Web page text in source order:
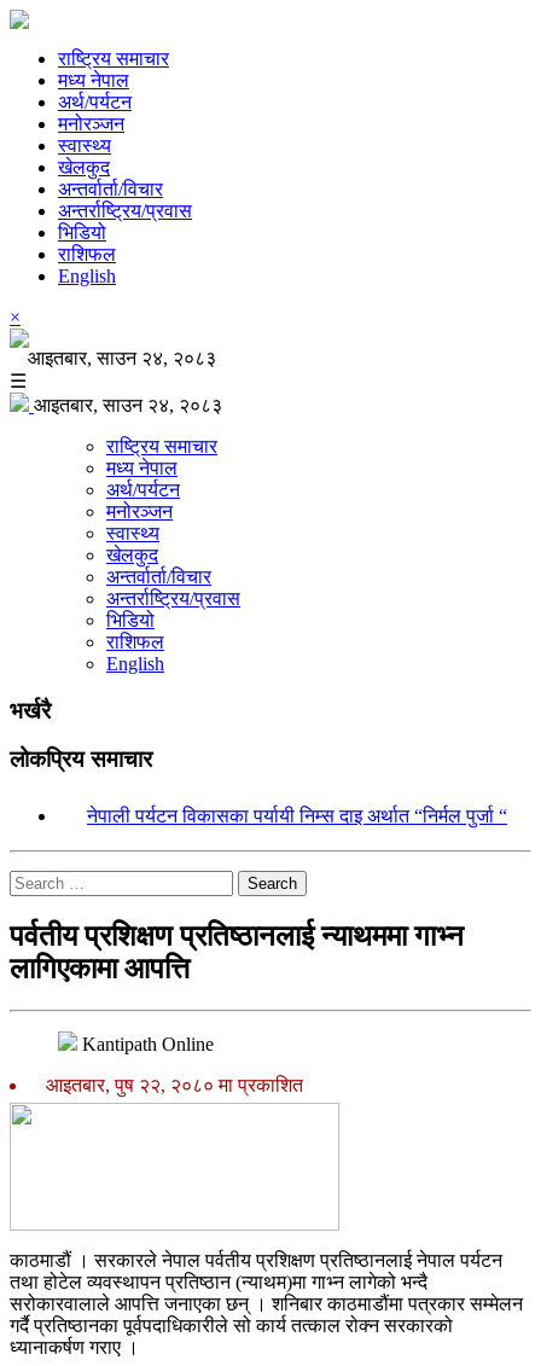
राष्ट्रिय समाचार
मध्य नेपाल
अर्थ/पर्यटन
मनोरञ्जन
स्वास्थ्य
खेलकुद
अन्तर्वार्ता/विचार
अन्तर्राष्ट्रिय/प्रवास
भिडियो
राशिफल
English
×
आइतबार, साउन २४, २०८३
☰
आइतबार, साउन २४, २०८३
राष्ट्रिय समाचार
मध्य नेपाल
अर्थ/पर्यटन
मनोरञ्जन
स्वास्थ्य
खेलकुद
अन्तर्वार्ता/विचार
अन्तर्राष्ट्रिय/प्रवास
भिडियो
राशिफल
English
भर्खरै
लोकप्रिय समाचार
नेपाली पर्यटन विकासका पर्यायी निम्स दाइ अर्थात “निर्मल पुर्जा “
Search
पर्वतीय प्रशिक्षण प्रतिष्ठानलाई न्याथममा गाभ्न
लागिएकामा आपत्ति
Kantipath Online
आइतबार, पुष २२, २०८० मा प्रकाशित
काठमाडौं । सरकारले नेपाल पर्वतीय प्रशिक्षण प्रतिष्ठानलाई नेपाल पर्यटन
तथा होटेल व्यवस्थापन प्रतिष्ठान (न्याथम)मा गाभ्न लागेको भन्दै
सरोकारवालाले आपत्ति जनाएका छन् । शनिबार काठमाडौंमा पत्रकार सम्मेलन
गर्दै प्रतिष्ठानका पूर्वपदाधिकारीले सो कार्य तत्काल रोक्न सरकारको
ध्यानाकर्षण गराए ।